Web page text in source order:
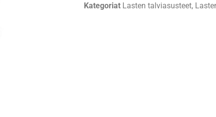
Kategoriat Lasten talviasusteet,